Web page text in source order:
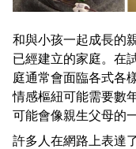
和與小孩一起成長的
已經建立的家庭。在
庭通常會面臨各式各
情感樞紐可能需要數
可能會像親生父母的
許多人在網路上表達